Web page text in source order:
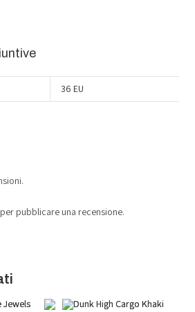
36 EU
per pubblicare una recensione.